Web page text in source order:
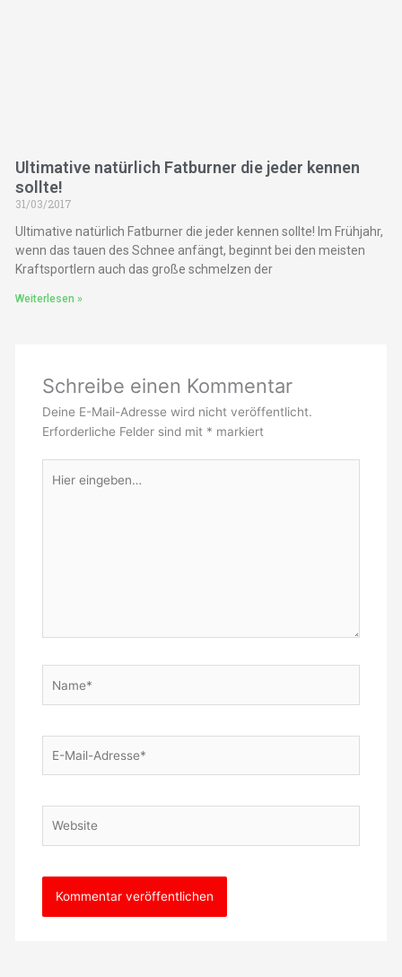
Ultimative natürlich Fatburner die jeder kennen
sollte!
31/03/2017
Ultimative natürlich Fatburner die jeder kennen sollte! Im Frühjahr,
wenn das tauen des Schnee anfängt, beginnt bei den meisten
Kraftsportlern auch das große schmelzen der
Weiterlesen »
Schreibe einen Kommentar
Deine E-Mail-Adresse wird nicht veröffentlicht.
Erforderliche Felder sind mit * markiert
eingeben…
Mail-